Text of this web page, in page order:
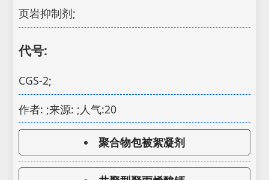
页岩抑制剂;
代号:
CGS-2;
作者: ;来源: ;人气:20
聚合物包被絮凝剂